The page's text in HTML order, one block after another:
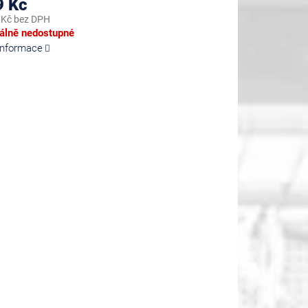
Kč
bez DPH
nedostupné